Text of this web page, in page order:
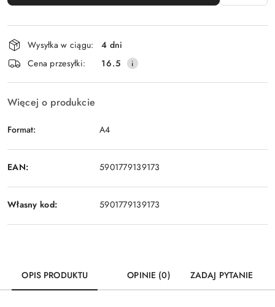
Dostępność
i
dostawa
Wysyłka w ciągu:
4 dni
Cena przesyłki:
16.5
Więcej o produkcie
Format: A4
EAN: 5901779139173
Własny kod: 5901779139173
OPIS PRODUKTU OPINIE (0) ZADAJ PYTANIE